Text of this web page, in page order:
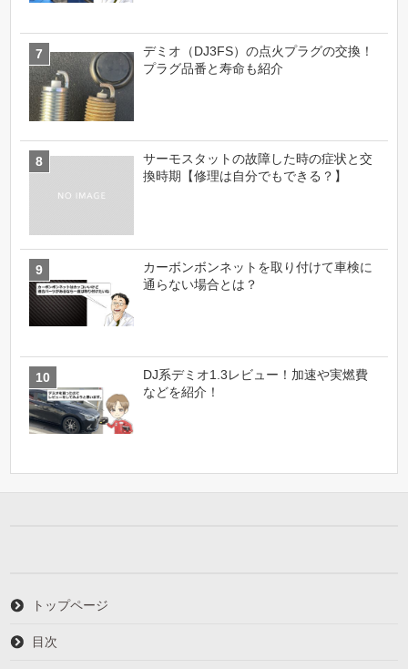
デミオ（DJ3FS）の点火プラグの交換！
プラグ品番と寿命も紹介
サーモスタットの故障した時の症状と交
換時期【修理は自分でもできる？】
カーボンボンネットを取り付けて車検に
通らない場合とは？
DJ系デミオ1.3レビュー！加速や実燃費
などを紹介！
トップページ
目次